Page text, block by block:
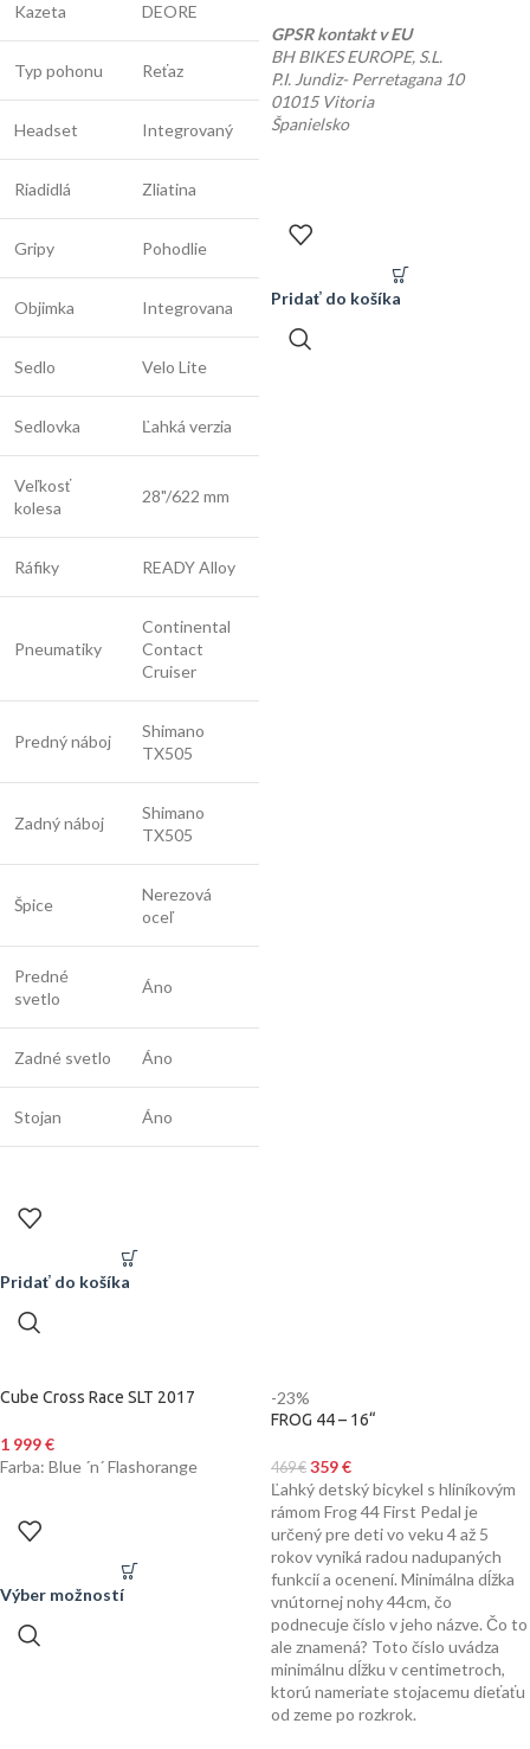
Kazeta DEORE
Typ pohonu Reťaz
Headset Integrovaný
Riadidlá Zliatina
Gripy Pohodlie
Objimka Integrovana
Sedlo Velo Lite
Sedlovka Ľahká verzia
Veľkosť
kolesa
28"/622 mm
Ráfiky READY Alloy
Pneumatiky
Continental
Contact
Cruiser
Predný náboj
Shimano
TX505
Zadný náboj
Shimano
TX505
Špice
Nerezová
oceľ
Predné
svetlo
Áno
Zadné svetlo Áno
Stojan Áno
Pridať do košíka
GPSR kontakt v EU
BH BIKES EUROPE, S.L.
P.I. Jundiz- Perretagana 10
01015 Vitoria
Španielsko
Pridať do košíka
Cube Cross Race SLT 2017
1 999€
Farba: Blue ´n´ Flashorange
Výber možností
-23%
FROG 44 – 16“
469€ 359€
Ľahký detský bicykel s hliníkovým
rámom Frog 44 First Pedal je
určený pre deti vo veku 4 až 5
rokov vyniká radou nadupaných
funkcií a ocenení. Minimálna dĺžka
vnútornej nohy 44cm, čo
podnecuje číslo v jeho názve. Čo to
ale znamená? Toto číslo uvádza
minimálnu dĺžku v centimetroch,
ktorú nameriate stojacemu dieťaťu
od zeme po rozkrok.